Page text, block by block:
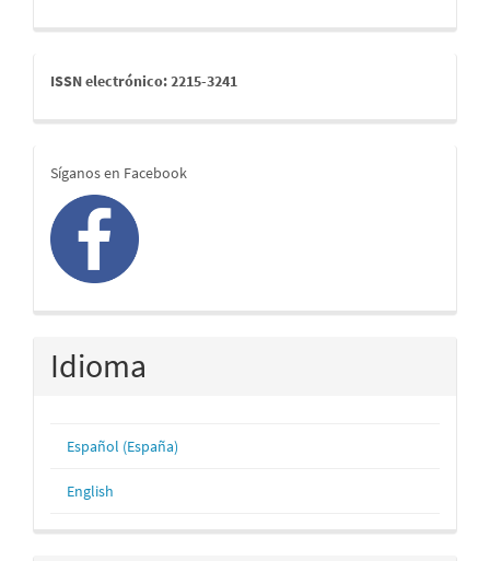
issn
ISSN electrónico: 2215-3241
redes
Síganos en Facebook
Idioma
Español (España)
English